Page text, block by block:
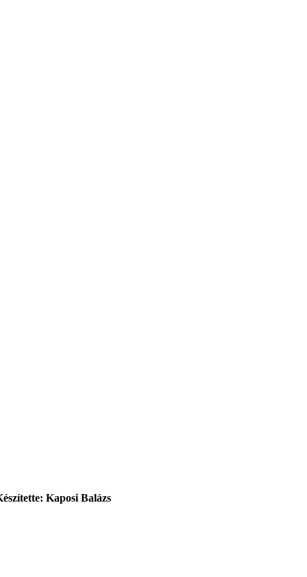
Kaposi Balázs